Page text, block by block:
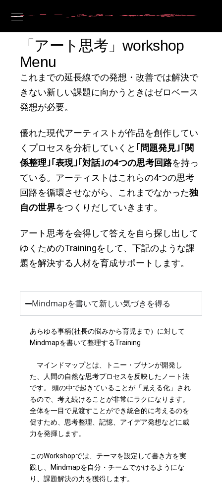
「アート思考」workshop
Menu
これまでの延長線での発想・改善では解決で
きない新しい課題に向かうときはゼロベース
発想が必要。
優れた現代アーティストが作品を創作してい
くプロセスを分析していくと ｢ 問題発見 ｣｢ 関
係整理 ｣｢表現｣｢対話｣の4つの思考回路を持っ
ている。アーティストはこれらの4つの思考
回路を循環させながら、これまでなかった独
自の世界をつくりだしていきます。
アート思考を会得して答えを自ら探し出して
ゆくためのTrainingをして、下記のような課
題を解決する人材を育成サポートします。
Mindmapを書いて新しい気づきを得る
あらゆる事柄(社長の悩みから育児まで）に対して
Mindmapを書いて整理するTraining
マインドマップとは、トニー・ブサンが開発し
た、人間の自然な思考プロセスを反映したノート法
です。 頭の中で起きていることが「見える化」され
るので、考え続けることが非常にラクになります。
全体を一目で見渡すことができ統合的に考えるのを
促すため、思考整理、記憶、アイデア発想などに威
力を発揮します。
このWorkshopでは、テーマを設定して書き方を実
践し、Mindmapを自分・チームでかけるようにな
り、課題解決の力を獲得します。